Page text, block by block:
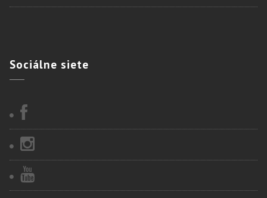
Sociálne siete